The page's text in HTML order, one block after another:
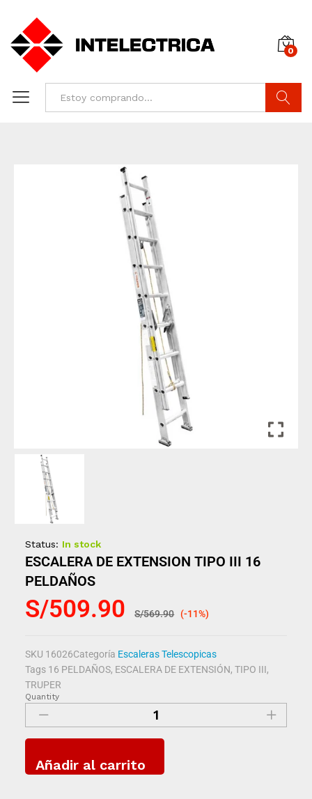
0
Status: In stock
ESCALERA DE EXTENSION TIPO III 16
PELDAÑOS
S/509.90 S/569.90 (-11%)
SKU 16026Categoría Escaleras Telescopicas
Tags 16 PELDAÑOS, ESCALERA DE EXTENSIÓN,TIPO III,
TRUPER
Quantity
Añadir al carrito